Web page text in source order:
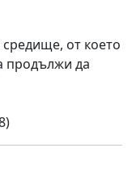
от което
продължи да